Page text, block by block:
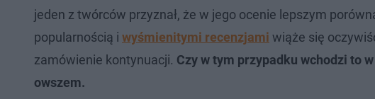
jeden z twórców przyznał, że w jego ocenie lepszym
popularnością i wyśmienitymi recenzjami wiąże się
zamówienie kontynuacji. Czy w tym przypadku wchodzi to
owszem.